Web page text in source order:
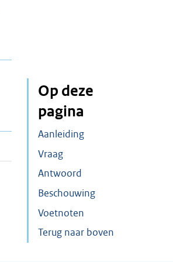
Op deze
pagina
Aanleiding
Vraag
Antwoord
Beschouwing
Voetnoten
Terug naar boven